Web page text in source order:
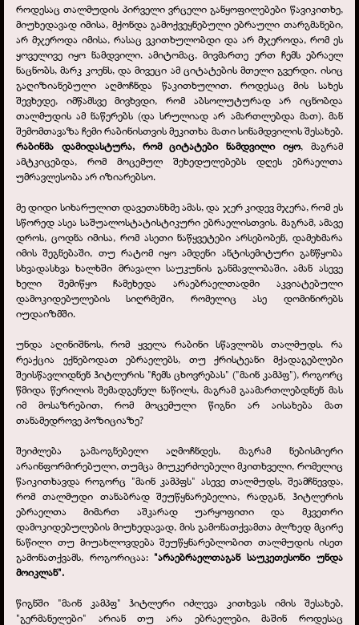
როდესაც თალმუდის პირველი ვრცელი განყოფილებები წავიკითხე,
მიუხედავად იმისა, მქონდა გამოქვეყნებული ებრაული თარგმანები,
არ მჯეროდა იმისა, რასაც ვკითხულობდი და არ მჯეროდა, რომ ეს
ყოველივე იყო ნამდვილი. ამიტომაც, მივმართე ერთ ჩემს ებრაელ
ნაცნობს, მარკ კოენს, და მივეცი ამ ციტატების მთელი გვერდი. ისიც
გაღიზიანებული აღმოჩნდა წაკითხულით. როდესაც მის სახეს
შევხედე, იმწამსვე მივხვდი, რომ აბსოლუტურად არ იცნობდა
თალმუდის ამ ნაწერებს (და სრულიად არ ამართლებდა მათ). მან
შემომთავაზა ჩემი რაბინისთვის მეკითხა მათი სინამდვილის შესახებ.
რაბინმა დამიდასტურა, რომ ციტატები ნამდვილი იყო, მაგრამ
ამტკიცებდა, რომ მოცემულ შეხედულებებს დღეს ებრაელთა
უმრავლესობა არ იზიარებსო.
მე დიდი სიხარულით დავეთანხმე ამას, და ჯერ კიდევ მჯერა, რომ ეს
სწორედ ასეა საშუალოსტატისტიკური ებრაელისთვის. მაგრამ, ამავე
დროს, ცოდნა იმისა, რომ ასეთი ნაწყვეტები არსებობენ, დამეხმარა
იმის შეგნებაში, თუ რატომ იყო ამდენი ანტისემიტური განწყობა
სხვადასხვა ხალხში მრავალი საუკუნის განმავლობაში. ამან ასევე
ხელი შემიწყო ჩამეხედა არაებრაელთადმი აკვიატებული
დამოკიდებულების სიღრმეში, რომელიც ასე დომინირებს
იუდაიზმში.
უნდა აღინიშნოს, რომ ყველა რაბინი სწავლობს თალმუდს. რა
რეაქცია ექნებოდათ ებრაელებს, თუ ქრისტეანი მქადაგებლები
შეისწავლიდნენ ჰიტლერის "ჩემს ცხოვრებას" ("მაინ კამპფ"), როგორც
წმიდა წერილის შემადგენელ ნაწილს, მაგრამ გაამართლებდნენ მას
იმ მოსაზრებით, რომ მოცემული წიგნი არ აისახება მათ
თანამედროვე პოზიციაზე?
შეიძლება გამაოგნებელი აღმოჩნდეს, მაგრამ ნებისმიერი
არაინფორმირებული, თუმცა მიუკერძოებელი მკითხველი, რომელიც
წაიკითხავდა როგორც "მაინ კამპფს" ასევე თალმუდს, შეამჩნევდა,
რომ თალმუდი თანაბრად შეუწყნარებელია, რადგან, ჰიტლერის
ებრაელთა მიმართ აშკარად უარყოფითი და მკვეთრი
დამოკიდებულების მიუხედავად, მის გამონათქვამთა ძლზედ მცირე
ნაწილი თუ მიუახლოვდება შეუწყნარებლობით თალმუდის ისეთ
გამონათქვამს, როგორიცაა: "არაებრაელთაგან საუკეთესონი უნდა
მოიკლან".
წიგნში "მაინ კამპფ" ჰიტლერი იძლევა კითხვას იმის შესახებ,
"გერმანელები" არიან თუ არა ებრაელები, მაშინ როდესაც